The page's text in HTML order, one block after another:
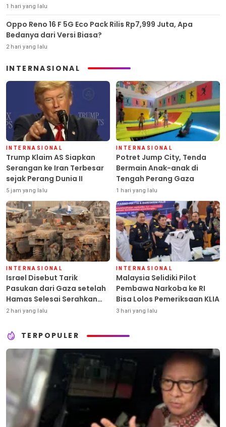
1 hari yang lalu
Oppo Reno 16 F 5G Eco Pack Rilis Rp7,999 Juta, Apa
Bedanya dari Versi Biasa?
2 hari yang lalu
INTERNASIONAL
INTERNASIONAL
Trump Klaim AS Siapkan
Serangan ke Iran Terbesar
sejak Perang Dunia II
5 jam yang lalu
INTERNASIONAL
Potret Jump City, Tenda
Bermain Anak-anak di
Tengah Perang Gaza
1 hari yang lalu
INTERNASIONAL
Israel Disebut Tarik
Pasukan dari Gaza setelah
Hamas Selesai Serahkan
Senjata
2 hari yang lalu
INTERNASIONAL
Malaysia Selidiki Pilot
Pembawa Narkoba ke RI
Bisa Lolos Pemeriksaan KLIA
3 hari yang lalu
TERPOPULER